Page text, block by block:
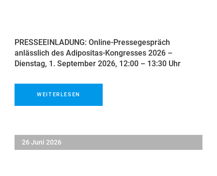
PRESSEEINLADUNG: Online-Pressegespräch
anlässlich des Adipositas-Kongresses 2026 –
Dienstag, 1. September 2026, 12:00 – 13:30 Uhr
WEITERLESEN
26 Juni 2026